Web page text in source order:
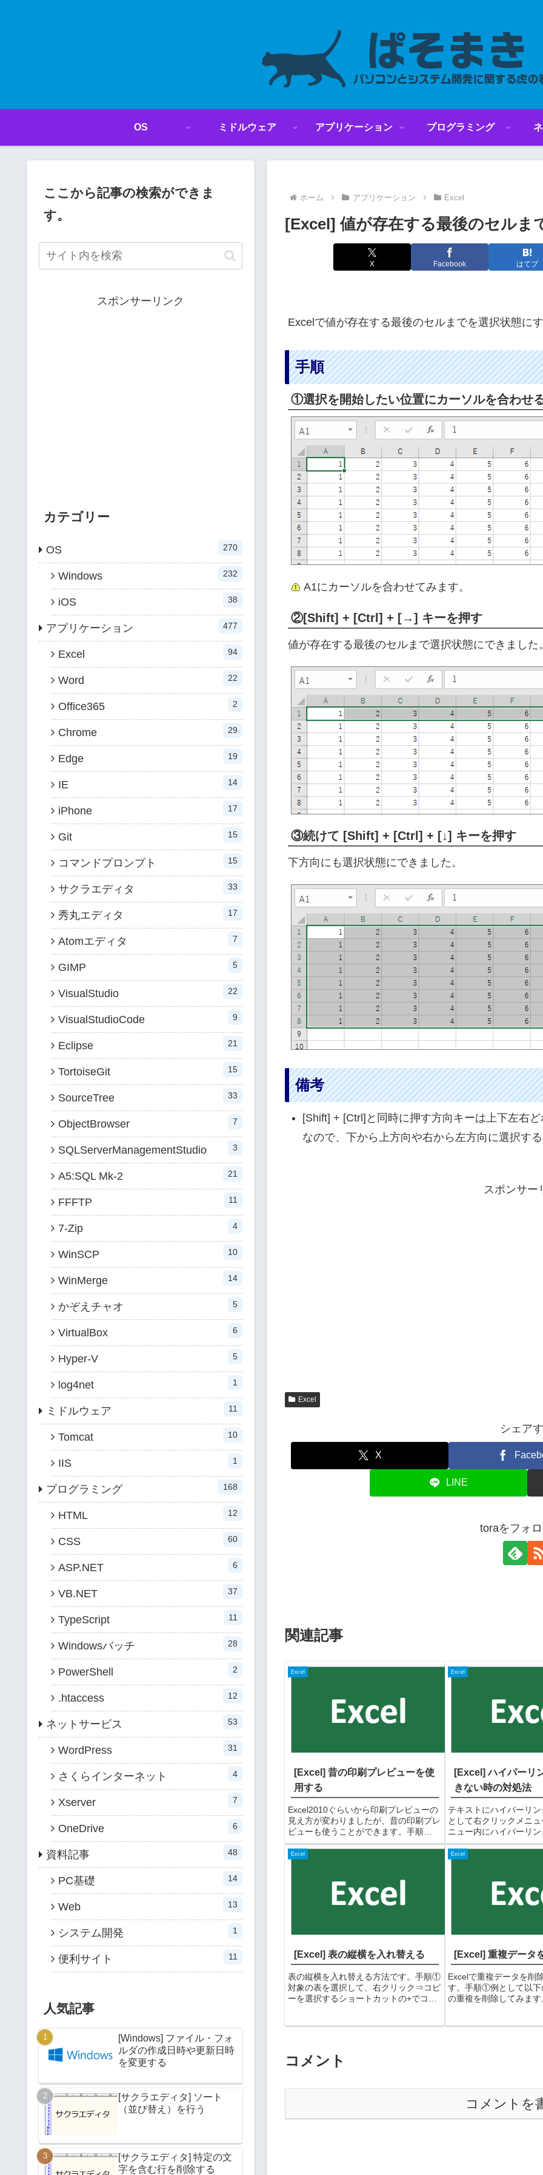
OS ミドルウェア アプリケーション プログラミング
ホーム アプリケーション Excel
[Excel] 値が存在する最後のセルま
X Facebook はてブ
Excelで値が存在する最後のセルまでを選択状態に
手順
①選択を開始したい位置にカーソルを合わせ
A1にカーソルを合わせてみます。
②[Shift] + [Ctrl] + [→] キーを押す
値が存在する最後のセルまで選択状態にできました
③続けて [Shift] + [Ctrl] + [↓] キーを押す
下方向にも選択状態にできました。
備考
[Shift] + [Ctrl]と同時に押す方向キーは上下左右
なので、下から上方向や右から左方向に選択す
スポンサー
Excel
シェア
X
LINE
toraをフォ
関連記事
Excel
[Excel] 昔の印刷プレビューを使
用する
Excel2010ぐらいから印刷プレビューの
見え方が変わりましたが、昔の印刷プレ
ビューも使うことができます。手順
①Excelのタイトル部分にある▼マーク
をクリック⇒「その他のコマンド」を選
Excel
[Excel] ハイパーリ
きない時の対処法
テキストにハイパーリ
として右クリックメニ
ニュー内にハイパーリ
されないことがありま
設定が「改ページプレ
Excel
[Excel] 表の縦横を入れ替える
表の縦横を入れ替える方法です。手順①
対象の表を選択して、右クリック⇒コピ
ーを選択するショートカットの+でコピ
Excel
[Excel] 重複データ
Excelで重複データを削
す。手順①例として以下
の重複を削除してみま
コメント
コメントを
ここから記事の検索ができま
す。
スポンサーリンク
カテゴリー
OS 270
Windows 232
iOS 38
アプリケーション 477
Excel 94
Word 22
Office365 2
Chrome 29
Edge 19
IE 14
iPhone 17
Git 15
コマンドプロンプト 15
サクラエディタ 33
秀丸エディタ 17
Atomエディタ 7
GIMP 5
VisualStudio 22
VisualStudioCode 9
Eclipse 21
TortoiseGit 15
SourceTree 33
ObjectBrowser 7
SQLServerManagementStudio 3
A5:SQL Mk-2 21
FFFTP 11
7-Zip 4
WinSCP 10
WinMerge 14
かぞえチャオ 5
VirtualBox 6
Hyper-V 5
log4net 1
ミドルウェア 11
Tomcat 10
IIS 1
プログラミング 168
HTML 12
CSS 60
ASP.NET 6
VB.NET 37
TypeScript 11
Windowsバッチ 28
PowerShell 2
.htaccess 12
ネットサービス 53
WordPress 31
さくらインターネット 4
Xserver 7
OneDrive 6
資料記事 48
PC基礎 14
Web 13
システム開発 1
便利サイト 11
人気記事
[Windows] ファイル・フォ
ルダの作成日時や更新日時
を変更する
[サクラエディタ] ソート
（並び替え）を行う
[サクラエディタ] 特定の文
字を含む行を削除する